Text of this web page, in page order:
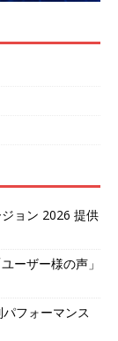
ョン 2026 提供
ーザー様の声」
フォーマンス